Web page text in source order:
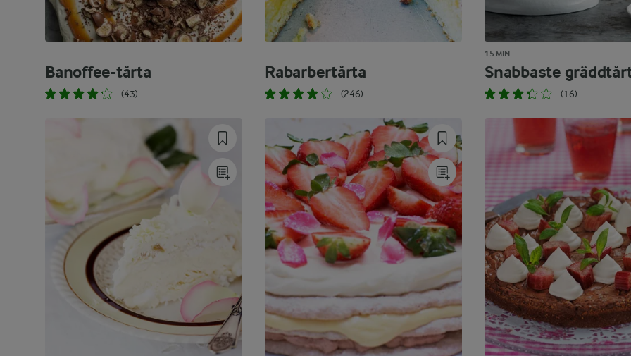
Banoffee-tårta
(43)
Rabarbertårta
(246)
15 MIN
Snabbaste
(16)